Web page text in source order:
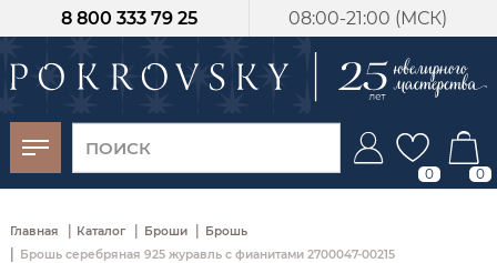
08:00-21:00 (МСК)
8 800 333 79 25
0 0
Главная | Каталог | Броши | Брошь
| Брошь серебряная 925 журавль с фианитами 2700047-00215
-30%
от 15 дней с
момента оплаты